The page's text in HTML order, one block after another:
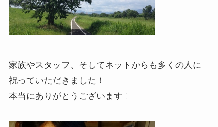
家族やスタッフ、そしてネットからも多くの人に
祝っていただきました！
本当にありがとうございます！